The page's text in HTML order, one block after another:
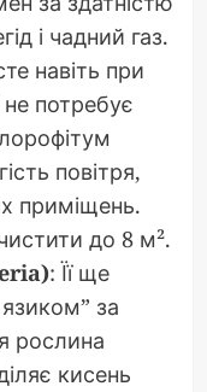
і чадний газ.
навіть при
не потребує
повітря,
приміщень.
до 8 м².
: Її ще
за
рослина
кисень